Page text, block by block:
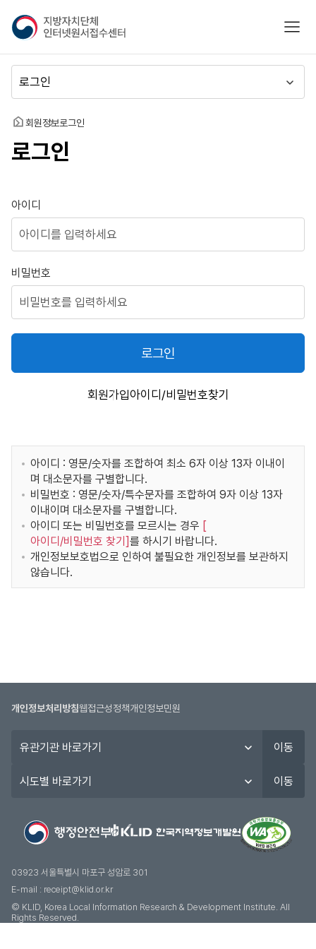
지
방
자
치
단
체
인
넷
접
수
센
모바
뉴
동
홈 회원정보로그인
로그인
로그인
아이디
비밀번호
로그인
회원가입아이디/비밀번호찾기
아이디 : 영문/숫자를 조합하여 최소 6자 이상 13자 이내이
며 대소문자를 구별합니다.
비밀번호 : 영문/숫자/특수문자를 조합하여 9자 이상 13자
이내이며 대소문자를 구별합니다.
아이디 또는 비밀번호를 모르시는 경우 [
아이디/비밀번호 찾기 ]를 하시기 바랍니다.
개인정보보호법으로 인하여 불필요한 개인정보를 보관하지
않습니다.
개인정보처리방침웹접근성정책개인정보민원
관
이동
도
기
이동
03923 서울특별시 마포구 성암로 301
E-mail : receipt@klid.or.kr
© KLID, Korea Local Information Research & Development Institute. AII
Rights Reserved.